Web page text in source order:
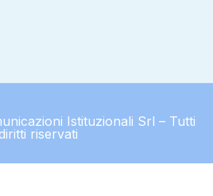
Istituzionali Srl – Tutti
riservati